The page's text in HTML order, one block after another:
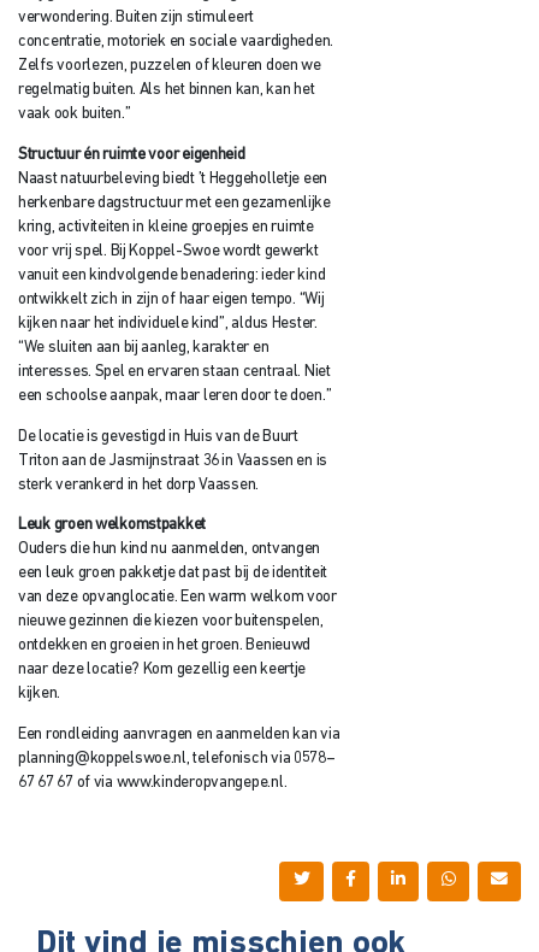
verwondering. Buiten zijn stimuleert
concentratie, motoriek en sociale vaardigheden.
Zelfs voorlezen, puzzelen of kleuren doen we
regelmatig buiten. Als het binnen kan, kan het
vaak ook buiten.”
Structuur én ruimte voor eigenheid
Naast natuurbeleving biedt ’t Heggeholletje een
herkenbare dagstructuur met een gezamenlijke
kring, activiteiten in kleine groepjes en ruimte
voor vrij spel. Bij Koppel-Swoe wordt gewerkt
vanuit een kindvolgende benadering: ieder kind
ontwikkelt zich in zijn of haar eigen tempo. “Wij
kijken naar het individuele kind”, aldus Hester.
“We sluiten aan bij aanleg, karakter en
interesses. Spel en ervaren staan centraal. Niet
een schoolse aanpak, maar leren door te doen.”
De locatie is gevestigd in Huis van de Buurt
Triton aan de Jasmijnstraat 36 in Vaassen en is
sterk verankerd in het dorp Vaassen.
Leuk groen welkomstpakket
Ouders die hun kind nu aanmelden, ontvangen
een leuk groen pakketje dat past bij de identiteit
van deze opvanglocatie. Een warm welkom voor
nieuwe gezinnen die kiezen voor buitenspelen,
ontdekken en groeien in het groen. Benieuwd
naar deze locatie? Kom gezellig een keertje
kijken.
Een rondleiding aanvragen en aanmelden kan via
planning@koppelswoe.nl, telefonisch via 0578–
67 67 67 of via www.kinderopvangepe.nl.
Dit vind je misschien ook